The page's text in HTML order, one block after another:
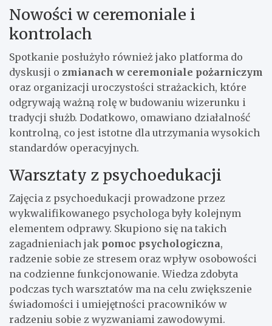
Nowości w ceremoniale i
kontrolach
Spotkanie posłużyło również jako platforma do
dyskusji o zmianach w ceremoniale pożarniczym
oraz organizacji uroczystości strażackich, które
odgrywają ważną rolę w budowaniu wizerunku i
tradycji służb. Dodatkowo, omawiano działalność
kontrolną, co jest istotne dla utrzymania wysokich
standardów operacyjnych.
Warsztaty z psychoedukacji
Zajęcia z psychoedukacji prowadzone przez
wykwalifikowanego psychologa były kolejnym
elementem odprawy. Skupiono się na takich
zagadnieniach jak pomoc psychologiczna,
radzenie sobie ze stresem oraz wpływ osobowości
na codzienne funkcjonowanie. Wiedza zdobyta
podczas tych warsztatów ma na celu zwiększenie
świadomości i umiejętności pracowników w
radzeniu sobie z wyzwaniami zawodowymi.